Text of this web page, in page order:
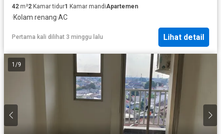
42 m²2 Kamar tidur1 Kamar mandiApartemen
·Kolam renang·AC
Pertama kali dilihat 3 minggu lalu Lihat detail
1 /9